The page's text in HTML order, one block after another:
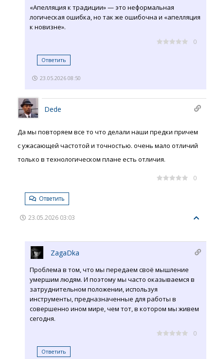
«Апелляция к традиции» — это неформальная
логическая ошибка, но так же ошибочна и «апелляция
к новизне».
0
Ответить
23.05.2026 08:50
Dede
Да мы повторяем все то что делали наши предки причем
с ужасающей частотой и точностью. очень мало отличий
только в технологическом плане есть отличия.
0
Ответить
23.05.2026 03:03
ZagaDka
Проблема в том, что мы передаем своё мышление
умершим людям. И поэтому мы часто оказываемся в
затруднительном положении, используя
инструменты, предназначенные для работы в
совершенно ином мире, чем тот, в котором мы живем
сегодня.
0
Ответить